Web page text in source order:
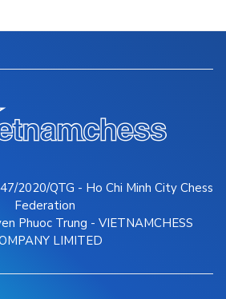
2020/QTG - Ho Chi Minh City Chess
Federation
Phuoc Trung - VIETNAMCHESS
LIMITED